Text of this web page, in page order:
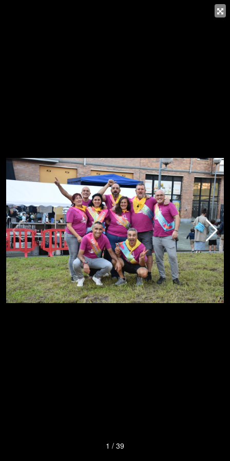
1 / 39